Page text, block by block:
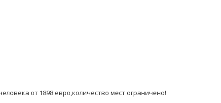
от 1898 евро,количество мест ограничено!